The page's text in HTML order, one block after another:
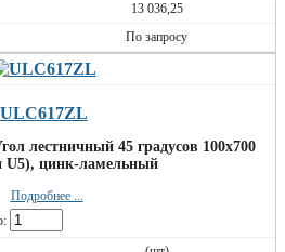
13 036,25
По запросу
ULC617ZL
лестничный 45 градусов 100x700
U5), цинк-ламельный
Подробнее ...